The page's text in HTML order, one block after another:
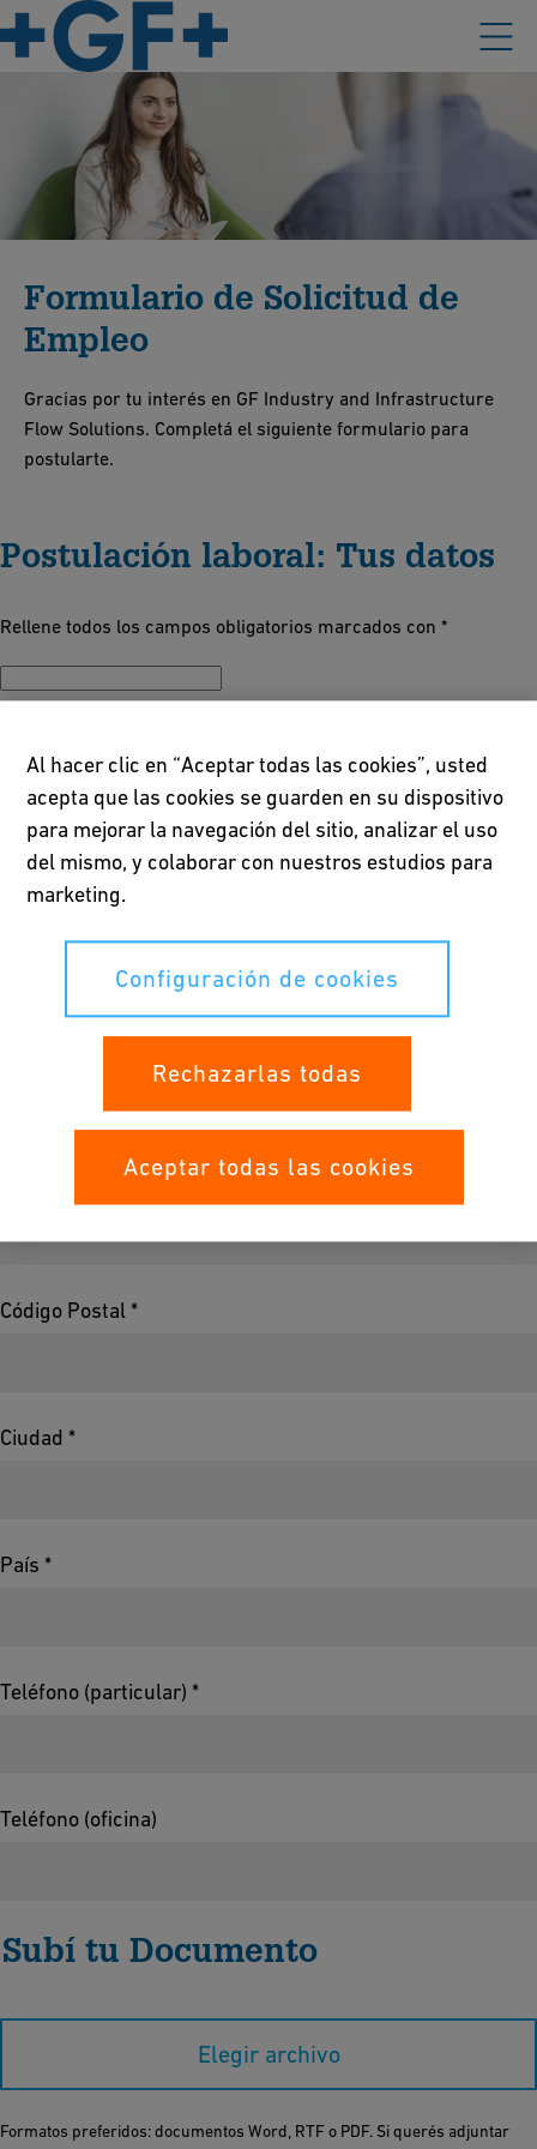
Formulario de Solicitud de
Empleo
Gracias por tu interés en GF Industry and Infrastructure
Flow Solutions. Completá el siguiente formulario para
postularte.
Postulación laboral: Tus datos
Rellene todos los campos obligatorios marcados con *
Título
Nombre *
Código Postal *
Ciudad *
País *
Teléfono (particular) *
Teléfono (oficina)
Subí tu Documento
Elegir archivo
Formatos preferidos: documentos Word, RTF o PDF. Si querés adjuntar
Al hacer clic en “Aceptar todas las cookies”, usted
acepta que las cookies se guarden en su dispositivo
para mejorar la navegación del sitio, analizar el uso
del mismo, y colaborar con nuestros estudios para
marketing.
Configuración de cookies
Rechazarlas todas
Aceptar todas las cookies